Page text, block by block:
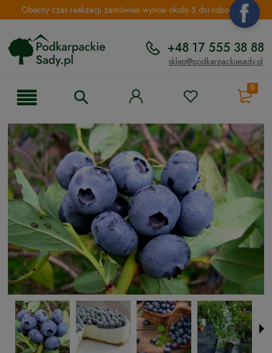
Obecny czas realizacji zamówień wynosi około 5 dni roboczych.
+48 17 555 38 88
sklep@podkarpackiesady.pl
0